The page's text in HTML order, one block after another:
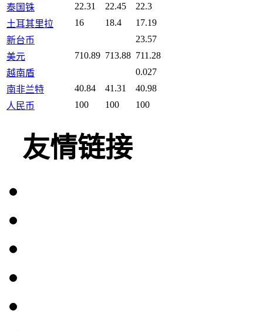
泰国铢
22.31 22.45
22.3
土耳其里拉
16 18.4
17.19
新台币
23.57
美元
710.89 713.88 711.28
越南盾
0.027
南非兰特
40.84 41.31
40.98
人民币
100 100 100
友情链接